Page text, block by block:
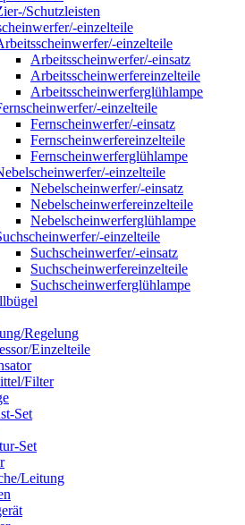
Schutzleisten
einzelteile
einzelteile
Arbeitsscheinwerfer/-einsatz
Arbeitsscheinwerfereinzelteile
Arbeitsscheinwerferglühlampe
einzelteile
Fernscheinwerfer/-einsatz
Fernscheinwerfereinzelteile
Fernscheinwerferglühlampe
einzelteile
Nebelscheinwerfer/-einsatz
Nebelscheinwerfereinzelteile
Nebelscheinwerferglühlampe
einzelteile
Suchscheinwerfer/-einsatz
Suchscheinwerfereinzelteile
Suchscheinwerferglühlampe
Regelung
Einzelteile
Filter
Set
Set
Leitung